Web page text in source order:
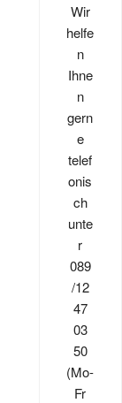
Wir
helfe
n
Ihne
n
gern
e
telef
onis
ch
unte
r
089
/12
47
03
50
(Mo-
Fr